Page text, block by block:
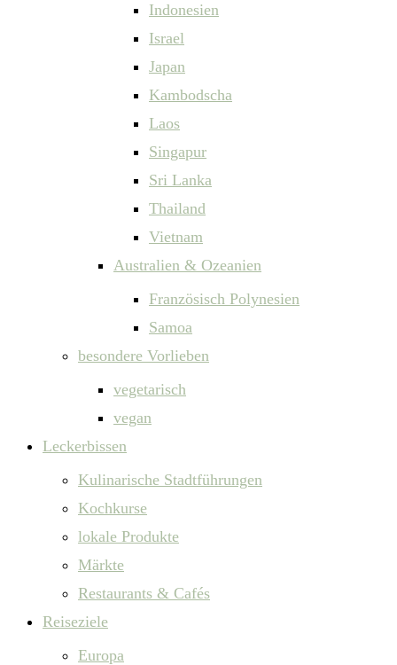
Indonesien
Israel
Japan
Kambodscha
Laos
Singapur
Sri Lanka
Thailand
Vietnam
Australien & Ozeanien
Französisch Polynesien
Samoa
besondere Vorlieben
vegetarisch
vegan
Leckerbissen
Kulinarische Stadtführungen
Kochkurse
lokale Produkte
Märkte
Restaurants & Cafés
Reiseziele
Europa